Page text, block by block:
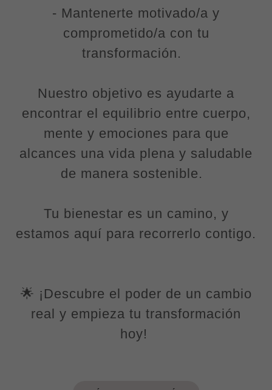
- Mantenerte motivado/a y
comprometido/a con tu
transformación.
Nuestro objetivo es ayudarte a
encontrar el equilibrio entre cuerpo,
mente y emociones para que
alcances una vida plena y saludable
de manera sostenible.
Tu bienestar es un camino, y
estamos aquí para recorrerlo contigo.
🌟 ¡Descubre el poder de un cambio
real y empieza tu transformación
hoy!